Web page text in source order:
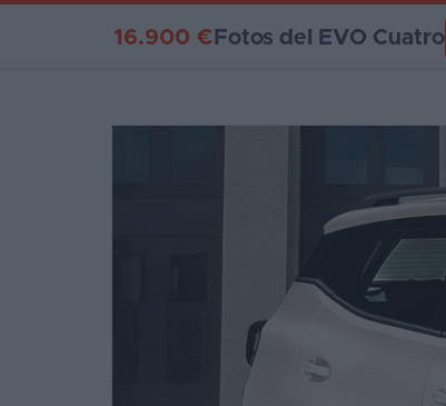
16.900 € Fotos del EVO Cuatro